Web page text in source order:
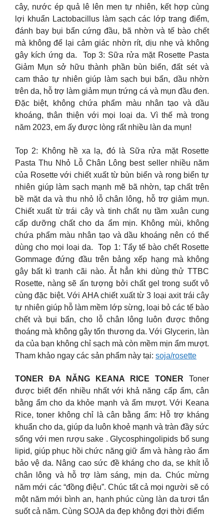
cây, nước ép quả lê lên men tự nhiên, kết hợp cùng
lợi khuẩn Lactobacillus làm sạch các lớp trang điểm,
đánh bay bụi bẩn cứng đầu, bã nhờn và tế bào chết
mà không để lại cảm giác nhờn rít, dịu nhẹ và không
gây kích ứng da. ️ Top 3: Sữa rửa mặt Rosette Pasta
Giảm Mụn sở hữu thành phần bùn biển, đất sét và
cam thảo tự nhiên giúp làm sạch bụi bẩn, dầu nhờn
trên da, hỗ trợ làm giảm mụn trứng cá và mụn đầu đen.
Đặc biệt, không chứa phẩm màu nhân tạo và dầu
khoáng, thân thiện với mọi loại da. Vì thế mà trong
năm 2023, em ấy được lòng rất nhiều làn da mụn! ️
Top 2: Không hề xa lạ, đó là Sữa rửa mặt Rosette
Pasta Thu Nhỏ Lỗ Chân Lông best seller nhiều năm
của Rosette với chiết xuất từ bùn biển và rong biển tự
nhiên giúp làm sạch mạnh mẽ bã nhờn, tạp chất trên
bề mặt da và thu nhỏ lỗ chân lông, hỗ trợ giảm mụn.
Chiết xuất từ trái cây và tinh chất nụ tầm xuân cung
cấp dưỡng chất cho da ẩm mịn. Không mùi, không
chứa phẩm màu nhân tạo và dầu khoáng nên có thể
dùng cho mọi loại da. ️ Top 1: Tẩy tế bào chết Rosette
Gommage đứng đầu trên bảng xếp hạng mà không
gây bất kì tranh cãi nào. Ắt hẳn khi dùng thử TTBC
Rosette, nàng sẽ ấn tượng bởi chất gel trong suốt vô
cùng đặc biệt. Với AHA chiết xuất từ 3 loại axit trái cây
tự nhiên giúp hỗ làm mềm lớp sừng, loại bỏ các tế bào
chết và bụi bẩn, cho lỗ chân lông luôn được thông
thoáng mà không gây tổn thương da. Với Glycerin, làn
da của bạn không chỉ sạch mà còn mềm mịn ẩm mượt.
Tham khảo ngay các sản phẩm này tại: soja/rosette
TONER ĐA NĂNG KEANA RICE TONER Toner
được biết đến nhiều nhất với khả năng cấp ẩm, cân
bằng ẩm cho da khỏe mạnh và ẩm mượt. Với Keana
Rice, toner không chỉ là cân bằng ẩm: Hỗ trợ kháng
khuẩn cho da, giúp da luôn khoẻ mạnh và tràn đầy sức
sống với men rượu sake . Glycosphingolipids bổ sung
lipid, giúp phục hồi chức năng giữ ẩm và hàng rào ẩm
bảo vệ da. Nâng cao sức đề kháng cho da, se khít lỗ
chân lông và hỗ trợ làm sáng, mịn da. Chúc mừng
năm mới các “đồng điệu”. Chúc tất cả mọi người sẽ có
một năm mới bình an, hạnh phúc cùng làn da tươi tắn
suốt cả năm. Cùng SOJA da đẹp không đợi thời điểm